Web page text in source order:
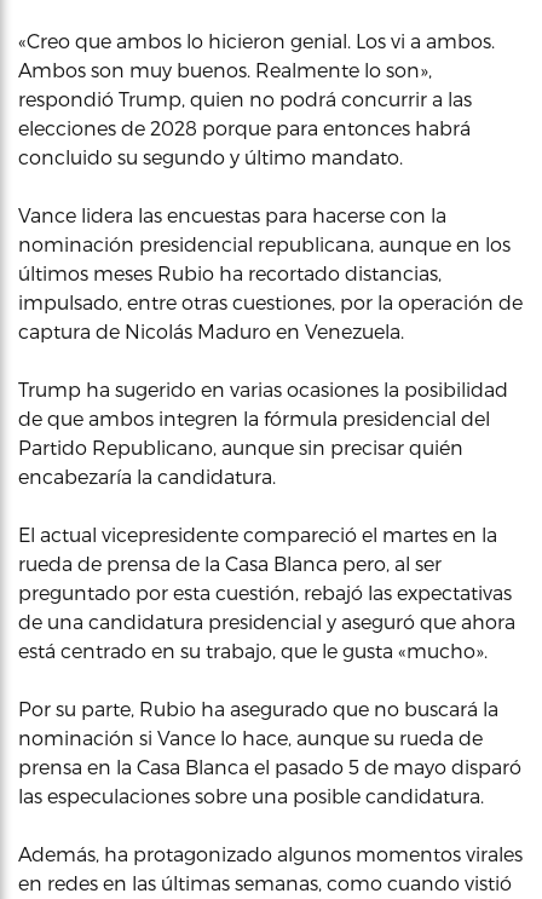
«Creo que ambos lo hicieron genial. Los vi a ambos.
Ambos son muy buenos. Realmente lo son»,
respondió Trump, quien no podrá concurrir a las
elecciones de 2028 porque para entonces habrá
concluido su segundo y último mandato.
Vance lidera las encuestas para hacerse con la
nominación presidencial republicana, aunque en los
últimos meses Rubio ha recortado distancias,
impulsado, entre otras cuestiones, por la operación de
captura de Nicolás Maduro en Venezuela.
Trump ha sugerido en varias ocasiones la posibilidad
de que ambos integren la fórmula presidencial del
Partido Republicano, aunque sin precisar quién
encabezaría la candidatura.
El actual vicepresidente compareció el martes en la
rueda de prensa de la Casa Blanca pero, al ser
preguntado por esta cuestión, rebajó las expectativas
de una candidatura presidencial y aseguró que ahora
está centrado en su trabajo, que le gusta «mucho».
Por su parte, Rubio ha asegurado que no buscará la
nominación si Vance lo hace, aunque su rueda de
prensa en la Casa Blanca el pasado 5 de mayo disparó
las especulaciones sobre una posible candidatura.
Además, ha protagonizado algunos momentos virales
en redes en las últimas semanas, como cuando vistió